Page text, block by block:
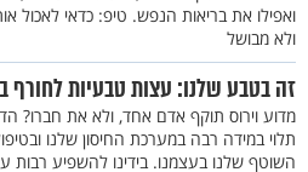
ואפילו את בריאות הנפש. טיפ: כדאי לאכול
ולא מבושל
זה בטבע שלנו: עצות טבעיות לחורף
מדוע וירוס תוקף אדם אחד, ולא את חברו?
תלוי במידה רבה במערכת החיסון שלנו
השוטף שלנו בעצמנו. בידינו להשפיע רבות